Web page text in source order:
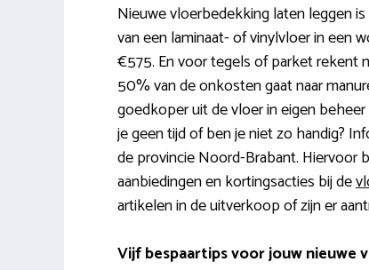
Nieuwe vloerbedekking laten leggen
van een laminaat- of vinylvloer in een
€575. En voor tegels of parket rekent
50% van de onkosten gaat naar
goedkoper uit de vloer in eigen
je geen tijd of ben je niet zo handig?
de provincie Noord-Brabant. Hiervoor
aanbiedingen en kortingsacties bij de
artikelen in de uitverkoop of zijn er
Vijf bespaartips voor jouw nieuwe